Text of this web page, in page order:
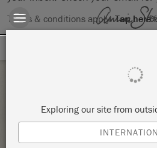
Terms & conditions apply.Tap here
MÅLA EN EGEN MÖBEL.
Exploring our site from